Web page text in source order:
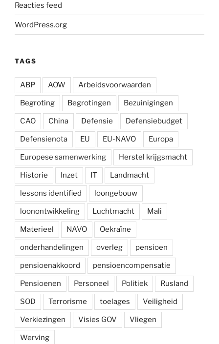
Reacties feed
WordPress.org
TAGS
ABP AOW Arbeidsvoorwaarden
Begroting Begrotingen Bezuinigingen
CAO China Defensie Defensiebudget
Defensienota EU EU-NAVO Europa
Europese samenwerking Herstel krijgsmacht
Historie Inzet IT Landmacht
lessons identified loongebouw
loonontwikkeling Luchtmacht Mali
Materieel NAVO Oekraïne
onderhandelingen overleg pensioen
pensioenakkoord pensioencompensatie
Pensioenen Personeel Politiek Rusland
SOD Terrorisme toelages Veiligheid
Verkiezingen Visies GOV Vliegen
Werving